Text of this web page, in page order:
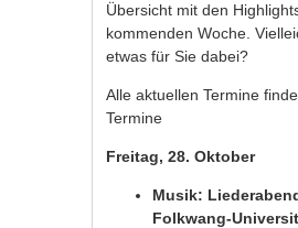
Übersicht mit den
kommenden Woche.
etwas für Sie dabei?
Alle aktuellen Termine
Termine
Freitag, 28. Oktober
Musik:
Folkwang-